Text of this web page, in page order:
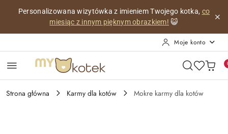
Przejdź do treści głównej
Przejdź do wyszukiwarki
Przejdź do moje konto
Przejdź do menu głównego
Przejdź do opisu produktu
Przejdź do stopki
Personalizowana wizytówka z imieniem Twojego kotka, co
miesiąc z innym pięknym obrazkiem! 😺
Moje konto
Strona główna Karmy dla kotów Mokre karmy dla kotów